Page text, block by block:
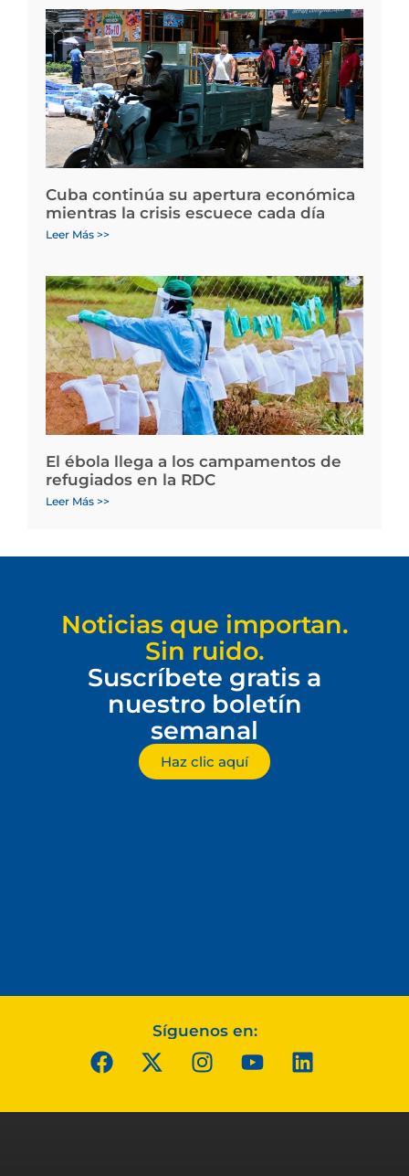
Cuba continúa su apertura económica
mientras la crisis escuece cada día
Leer Más >>
El ébola llega a los campamentos de
refugiados en la RDC
Leer Más >>
Noticias que importan.
Sin ruido.
Suscríbete gratis a
nuestro boletín
semanal
Haz clic aquí
Síguenos en: